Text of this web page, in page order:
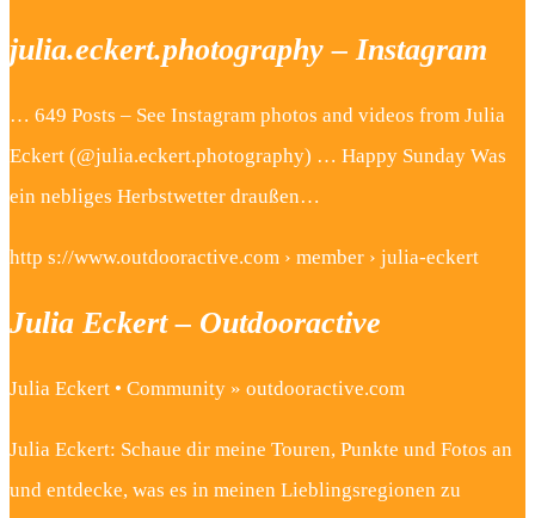
julia.eckert.photography – Instagram
… 649 Posts – See Instagram photos and videos from Julia
Eckert (@julia.eckert.photography) … Happy Sunday Was
ein nebliges Herbstwetter draußen…
http s://www.outdooractive.com › member › julia-eckert
Julia Eckert – Outdooractive
Julia Eckert • Community » outdooractive.com
Julia Eckert: Schaue dir meine Touren, Punkte und Fotos an
und entdecke, was es in meinen Lieblingsregionen zu